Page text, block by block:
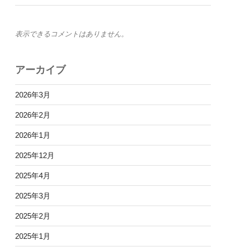
表示できるコメントはありません。
アーカイブ
2026年3月
2026年2月
2026年1月
2025年12月
2025年4月
2025年3月
2025年2月
2025年1月